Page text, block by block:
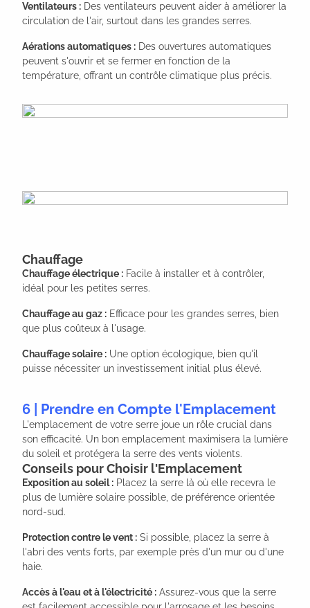
Ventilateurs : Des ventilateurs peuvent aider à améliorer la
circulation de l'air, surtout dans les grandes serres.
Aérations automatiques : Des ouvertures automatiques
peuvent s'ouvrir et se fermer en fonction de la
température, offrant un contrôle climatique plus précis.
Chauffage
Chauffage électrique : Facile à installer et à contrôler,
idéal pour les petites serres.
Chauffage au gaz : Efficace pour les grandes serres, bien
que plus coûteux à l'usage.
Chauffage solaire : Une option écologique, bien qu'il
puisse nécessiter un investissement initial plus élevé.
6 | Prendre en Compte l'Emplacement
L'emplacement de votre serre joue un rôle crucial dans
son efficacité. Un bon emplacement maximisera la lumière
du soleil et protégera la serre des vents violents.
Conseils pour Choisir l'Emplacement
Exposition au soleil : Placez la serre là où elle recevra le
plus de lumière solaire possible, de préférence orientée
nord-sud.
Protection contre le vent : Si possible, placez la serre à
l'abri des vents forts, par exemple près d'un mur ou d'une
haie.
Accès à l'eau et à l'électricité : Assurez-vous que la serre